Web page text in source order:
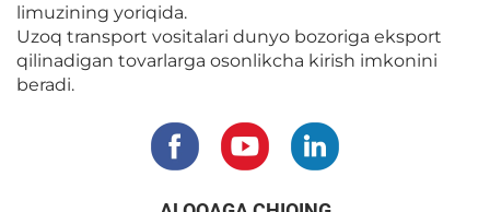
limuzining yoriqida.
Uzoq transport vositalari dunyo bozoriga eksport
qilinadigan tovarlarga osonlikcha kirish imkonini
beradi.